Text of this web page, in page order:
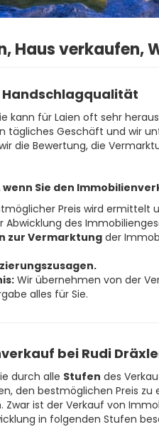
Haus verkaufen,
kann für Laien oft sehr
tägliches Geschäft und wir
die Bewertung, die
Sie den
Preis wird ermittelt
Abwicklung des
zur Vermarktungder
Wir übernehmen von der
alles für Sie.
bei Rudi
durch alle Stufen des
den bestmöglichen Preis
ist der Verkauf von
in folgenden Stufen